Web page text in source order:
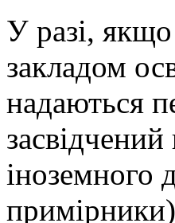
У разі,
закладом
надаються
іноземного